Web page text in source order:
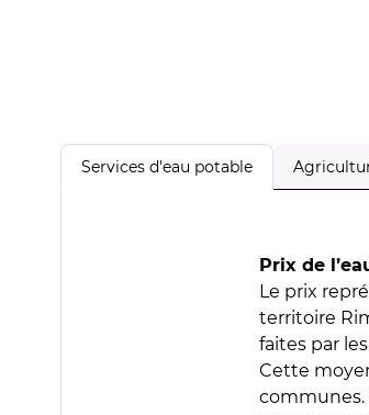
Services d'eau potable
Prix de
Le prix
territoire
faites par
Cette
communes.